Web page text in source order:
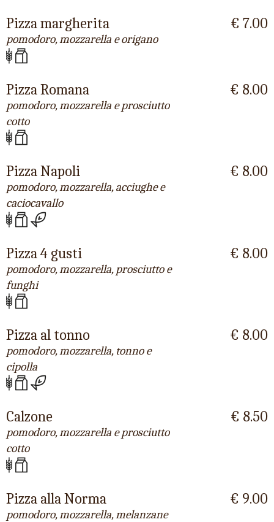
Pizza margherita
pomodoro, mozzarella e origano
€ 7.00
Pizza Romana
pomodoro, mozzarella e prosciutto
cotto
€ 8.00
Pizza Napoli
pomodoro, mozzarella, acciughe e
caciocavallo
€ 8.00
Pizza 4 gusti
pomodoro, mozzarella, prosciutto e
funghi
€ 8.00
Pizza al tonno
pomodoro, mozzarella, tonno e
cipolla
€ 8.00
Calzone
pomodoro, mozzarella e prosciutto
cotto
€ 8.50
Pizza alla Norma
pomodoro, mozzarella, melanzane
€ 9.00